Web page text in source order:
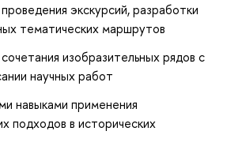
экскурсий, разработки
тематических маршрутов
изобразительных рядов с
научных работ
навыками применения
подходов в исторических